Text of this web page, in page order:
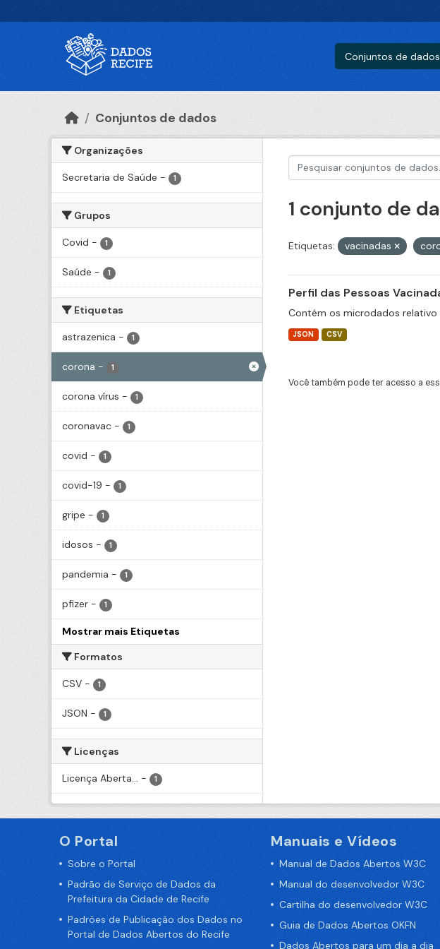
Conjuntos de dados
Conjuntos de dados
Organizações
Secretaria de Saúde - 1
Grupos
Covid - 1
Saúde - 1
Etiquetas
astrazenica - 1
corona - 1
corona vírus - 1
coronavac - 1
covid - 1
covid-19 - 1
gripe - 1
idosos - 1
pandemia - 1
pfizer - 1
Mostrar mais Etiquetas
Formatos
CSV - 1
JSON - 1
Licenças
Licença Aberta... - 1
1 conjunto de
Etiquetas: vacinadas
Perfil das Pessoas
Contém os microdados relativo
JSON CSV
Você também pode ter acesso a
O Portal
Sobre o Portal
Padrão de Serviço de Dados da
Prefeitura da Cidade de Recife
Padrões de Publicação dos Dados no
Portal de Dados Abertos do Recife
Manuais e Vídeos
Manual de Dados Abertos W3C
Manual do desenvolvedor W3C
Cartilha do desenvolvedor W3C
Guia de Dados Abertos OKFN
Dados Abertos para um dia a dia